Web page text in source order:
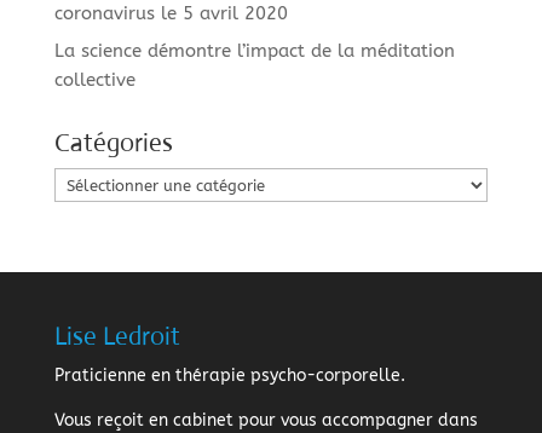
coronavirus le 5 avril 2020
La science démontre l’impact de la méditation
collective
Catégories
Catégories
Lise Ledroit
Praticienne en thérapie psycho-corporelle.
Vous reçoit en cabinet pour vous accompagner dans